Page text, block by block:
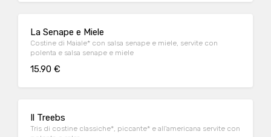
La Senape e Miele
Costine di Maiale* con salsa senape e miele, servite con
polenta e salsa senape e miele
15.90 €
Il Treebs
Tris di costine classiche*, piccante* e all'americana servite con